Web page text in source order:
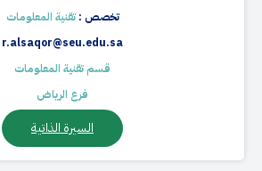
تخصص :تقنية المعلومات
r.alsaqor@seu.edu.sa
قسم تقنية المعلومات
فرع الرياض
السيرة الذاتية